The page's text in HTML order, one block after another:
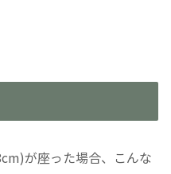
が座った場合、こんな